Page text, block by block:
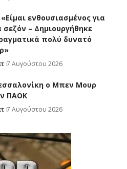
ενθουσιασμένος για
σεζόν – Δημιουργήθηκε
πολύ δυνατό
7 Αυγούστου 2026
ο Μπεν Μουρ
ΠΑΟΚ
7 Αυγούστου 2026